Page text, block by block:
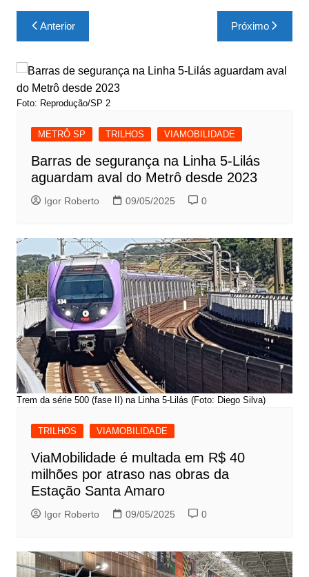
Navegação
de
Post
Anterior Próximo
Foto: Reprodução/SP 2
METRÔ SP TRILHOS VIAMOBILIDADE
Barras de segurança na Linha 5-Lilás
aguardam aval do Metrô desde 2023
Igor Roberto 09/05/2025 0
Trem da série 500 (fase II) na Linha 5-Lilás (Foto: Diego Silva)
TRILHOS VIAMOBILIDADE
ViaMobilidade é multada em R$ 40
milhões por atraso nas obras da
Estação Santa Amaro
Igor Roberto 09/05/2025 0